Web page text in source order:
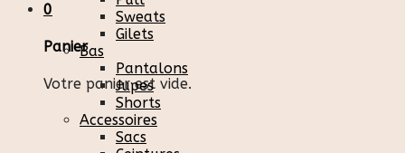
0
Panier
Votre panier est vide.
Sweats
Gilets
Bas
Pantalons
Jupes
Shorts
Accessoires
Sacs